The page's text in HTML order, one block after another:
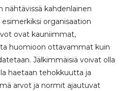
nähtävissä kahdenlainen
organisaation
ovat kauniimmat,
huomioon ottavammat kuin
Jälkimmäisiä voivat olla
haetaan tehokkuutta ja
arvot ja normit ajautuvat